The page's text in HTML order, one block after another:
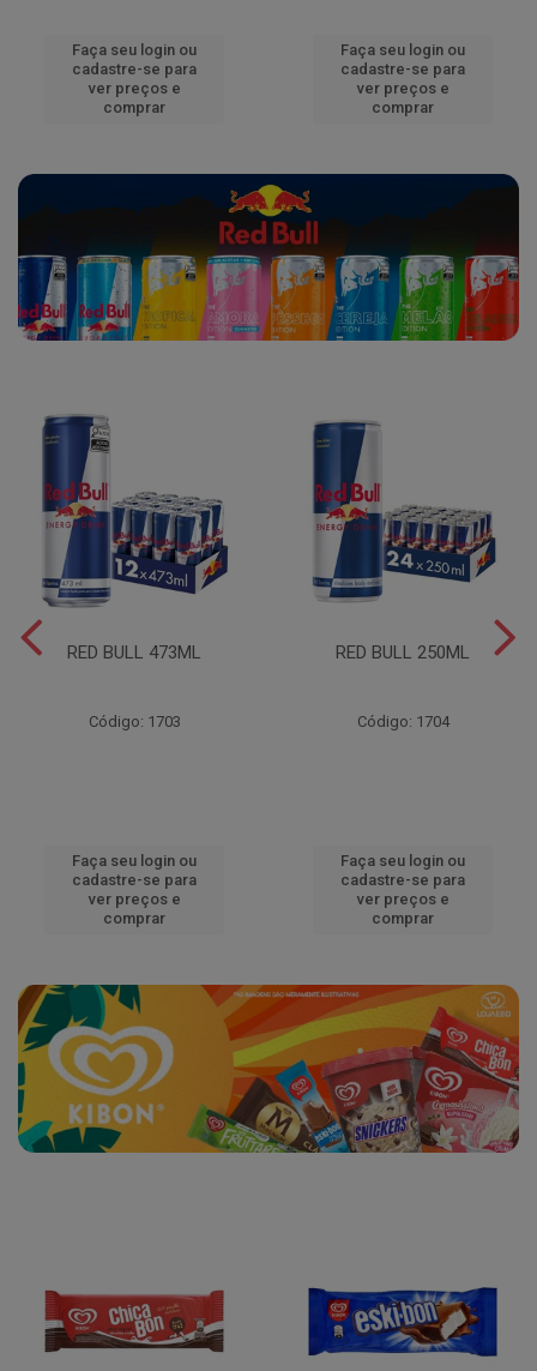
Faça seu login ou
cadastre-se para
ver preços e
comprar
Faça seu login ou
cadastre-se para
ver preços e
comprar
RED BULL 473ML
Código: 1703
Faça seu login ou
cadastre-se para
ver preços e
comprar
RED BULL 250ML
Código: 1704
Faça seu login ou
cadastre-se para
ver preços e
comprar